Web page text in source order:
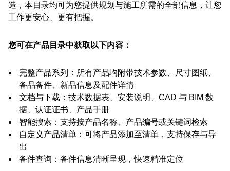
造，本目录均可为您提供规划与施工所需的全部信息，让您
工作更安心、更有把握。
您可在产品目录中获取以下内容：
完整产品系列：所有产品均附带技术参数、尺寸图纸、
备品备件、新品信息及配件详情
文档与下载：技术数据表、安装说明、CAD 与 BIM 数
据、认证证书、产品手册
智能搜索：支持按产品名称、产品编号或关键词检索
自定义产品清单：可将产品添加至清单，支持保存与导
出
备件查询：备件信息清晰呈现，快速精准定位